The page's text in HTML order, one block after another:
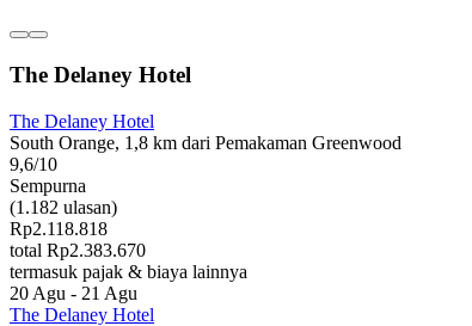
The Delaney Hotel
The Delaney Hotel
South Orange, 1,8 km dari Pemakaman Greenwood
9,6/10
Sempurna
(1.182 ulasan)
Rp2.118.818
total Rp2.383.670
termasuk pajak & biaya lainnya
20 Agu - 21 Agu
The Delaney Hotel